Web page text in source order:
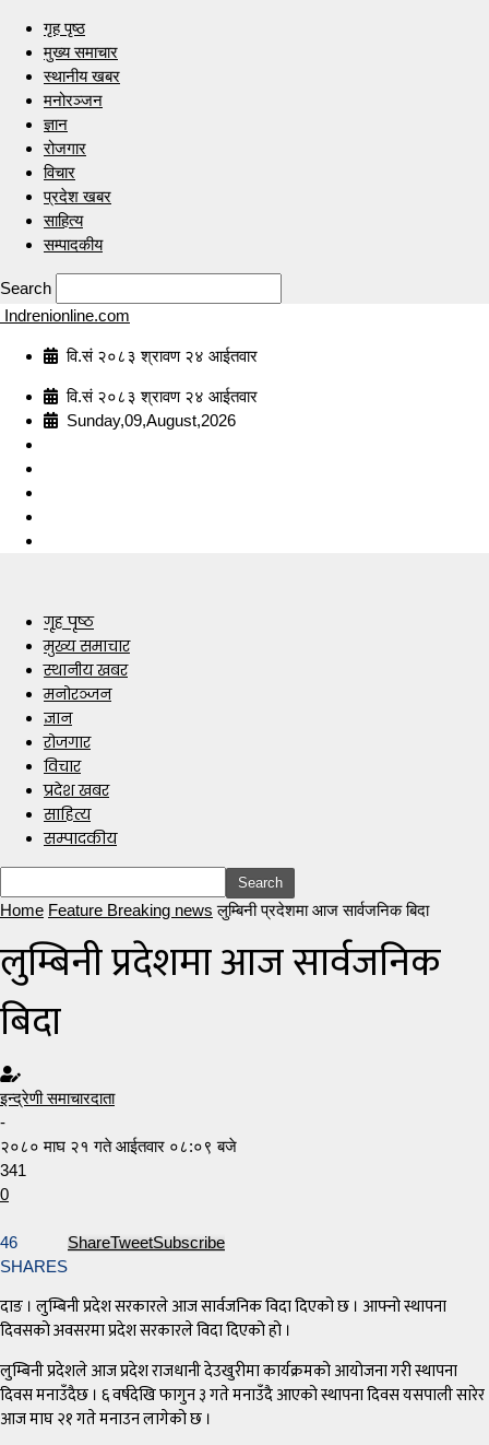
गृह पृष्ठ
मुख्य समाचार
स्थानीय खबर
मनोरञ्जन
ज्ञान
रोजगार
विचार
प्रदेश खबर
साहित्य
सम्पादकीय
Search
Indrenionline.com
वि.सं २०८३ श्रावण २४ आईतवार
वि.सं २०८३ श्रावण २४ आईतवार
Sunday,09,August,2026
गृह पृष्ठ
मुख्य समाचार
स्थानीय खबर
मनोरञ्जन
ज्ञान
रोजगार
विचार
प्रदेश खबर
साहित्य
सम्पादकीय
Home Feature Breaking news लुम्बिनी प्रदेशमा आज सार्वजनिक बिदा
लुम्बिनी प्रदेशमा आज सार्वजनिक
बिदा
इन्द्रेणी समाचारदाता
-
२०८० माघ २१ गते आईतवार ०८:०९ बजे
341
0
46
SHARES
ShareTweetSubscribe
दाङ । लुम्बिनी प्रदेश सरकारले आज सार्वजनिक विदा दिएको छ । आफ्नो स्थापना
दिवसको अवसरमा प्रदेश सरकारले विदा दिएको हो ।
लुम्बिनी प्रदेशले आज प्रदेश राजधानी देउखुरीमा कार्यक्रमको आयोजना गरी स्थापना
दिवस मनाउँदैछ । ६ वर्षदेखि फागुन ३ गते मनाउँदै आएको स्थापना दिवस यसपाली सारेर
आज माघ २१ गते मनाउन लागेको छ ।